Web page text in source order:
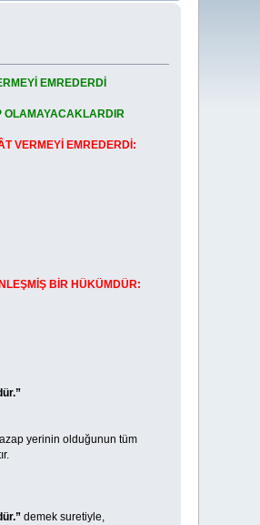
EMREDERDİ
OLAMAYACAKLARDIR
VERMEYİ EMREDERDİ:
BİR HÜKÜMDÜR:
yerinin olduğunun tüm
demek suretiyle,